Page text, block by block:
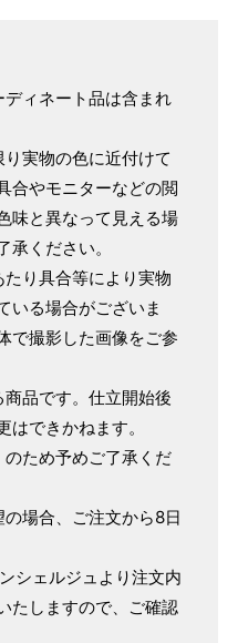
S～LLサイズより、身長・
ィネート品は含まれ
実物の色に近付けて
合やモニターなどの閲
味と異なって見える場
ください。
り具合等により実物
いる場合がございま
で撮影した画像をご参
品です。仕立開始後
できかねます。
ため予めご了承くだ
場合、ご注文から8日
シェルジュより注文内
たしますので、ご確認